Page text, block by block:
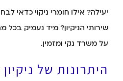
יעילה? אילו חומרי ניקוי כדאי
שירותי הניקיון? מיד נעמיק
על משרד נקי ומזמין.
היתרונות של